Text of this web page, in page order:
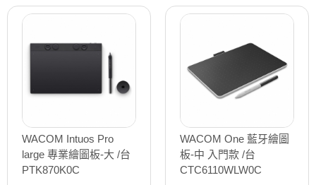
WACOM Intuos Pro
large 專業繪圖板-大 /台
PTK870K0C
WACOM One 藍牙繪圖
板-中 入門款 /台
CTC6110WLW0C